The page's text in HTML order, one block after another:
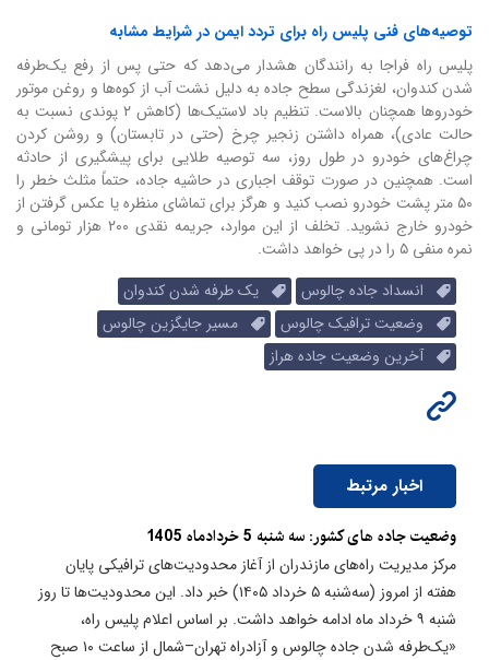
توصیه‌های فنی پلیس راه برای تردد ایمن در شرایط مشابه
پلیس راه فراجا به رانندگان هشدار می‌دهد که حتی پس از رفع یک‌طرفه
شدن کندوان، لغزندگی سطح جاده به دلیل نشت آب از کوه‌ها و روغن موتور
خودروها همچنان بالاست. تنظیم باد لاستیک‌ها (کاهش ۲ پوندی نسبت به
حالت عادی)، همراه داشتن زنجیر چرخ (حتی در تابستان) و روشن کردن
چراغ‌های خودرو در طول روز، سه توصیه طلایی برای پیشگیری از حادثه
است. همچنین در صورت توقف اجباری در حاشیه جاده، حتماً مثلث خطر را
۵۰ متر پشت خودرو نصب کنید و هرگز برای تماشای منظره یا عکس گرفتن از
خودرو خارج نشوید. تخلف از این موارد، جریمه نقدی ۲۰۰ هزار تومانی و
نمره منفی ۵ را در پی خواهد داشت.
انسداد جاده چالوس
یک طرفه شدن کندوان
وضعیت ترافیک چالوس
مسیر جایگزین چالوس
آخرین وضعیت جاده هراز
اخبار مرتبط
وضعیت جاده های کشور: سه شنبه 5 خردادماه 1405
مرکز مدیریت راه‌های مازندران از آغاز محدودیت‌های ترافیکی پایان
هفته از امروز (سه‌شنبه ۵ خرداد ۱۴۰۵) خبر داد. این محدودیت‌ها تا روز
شنبه ۹ خرداد ماه ادامه خواهد داشت. بر اساس اعلام پلیس راه،
«یک‌طرفه شدن جاده چالوس و آزادراه تهران–شمال از ساعت ۱۰ صبح